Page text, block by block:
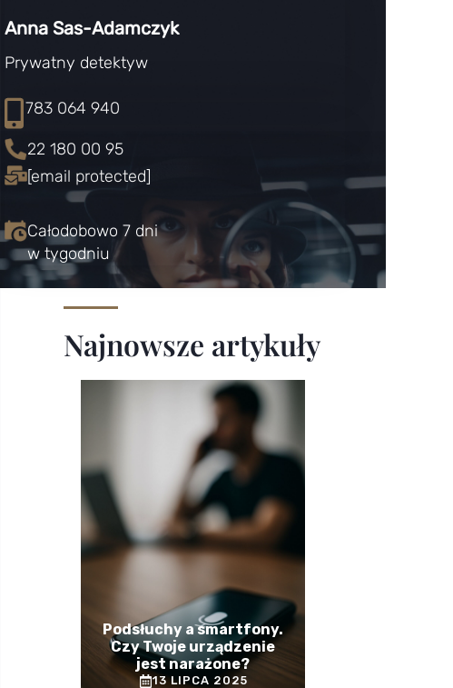
Anna Sas-Adamczyk
Prywatny detektyw
783 064 940
22 180 00 95
[email protected]
Całodobowo 7 dni
w tygodniu
Najnowsze artykuły
Podsłuchy a smartfony.
Czy Twoje urządzenie
jest narażone?
13 LIPCA 2025